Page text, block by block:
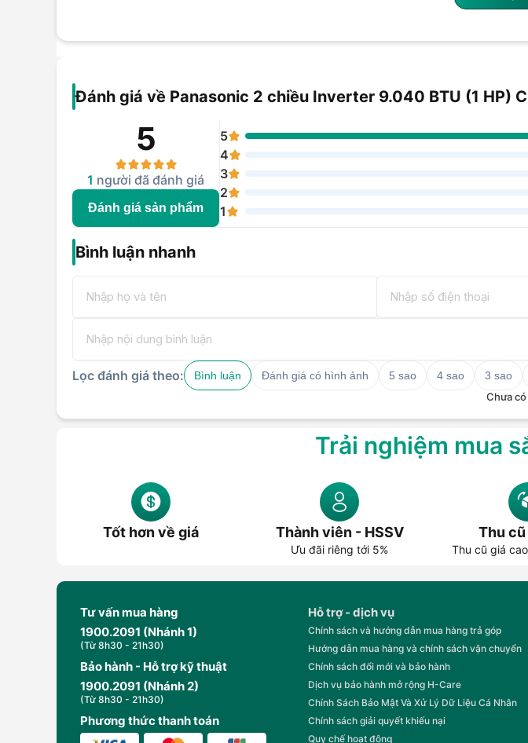
Đánh giá về Panasonic 2 chiều Inverter 9.040 BTU (1 HP)
5
1 người đã đánh giá
Đánh giá sản phẩm
5
4
3
2
1
Bình luận nhanh
Lọc đánh giá theo: Bình luận Đánh giá có hình ảnh 5 sao 4 sao 3 sao
Chưa
Trải nghiệm mua
Tốt hơn về giá Thành viên - HSSV
Ưu đãi riêng tới 5%
Thu
Thu cũ giá
Tư vấn mua hàng
1900.2091 (Nhánh 1)
(Từ 8h30 - 21h30)
Bảo hành - Hỗ trợ kỹ thuật
1900.2091 (Nhánh 2)
(Từ 8h30 - 21h30)
Phương thức thanh toán
Hỗ trợ - dịch vụ
Chính sách và hướng dẫn mua hàng trả góp
Hướng dẫn mua hàng và chính sách vận chuyển
Chính sách đổi mới và bảo hành
Dịch vụ bảo hành mở rộng H-Care
Chính Sách Bảo Mật Và Xử Lý Dữ Liệu Cá Nhân
Chính sách giải quyết khiếu nại
Quy chế hoạt động